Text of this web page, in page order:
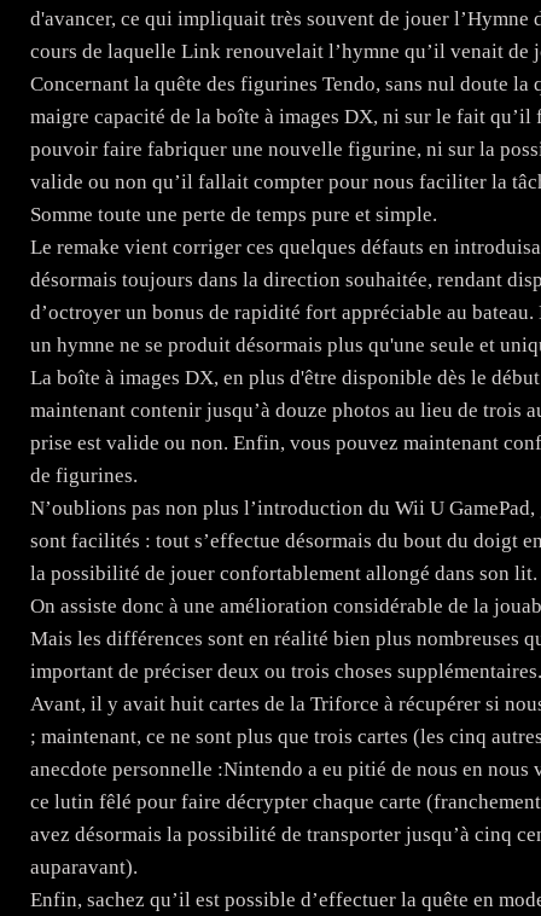
d'avancer, ce qui impliquait très souvent de jouer l’Hymne
cours de laquelle Link renouvelait l’hymne qu’il venait de
Concernant la quête des figurines Tendo, sans nul doute
maigre capacité de la boîte à images DX, ni sur le fait
pouvoir faire fabriquer une nouvelle figurine, ni sur la
valide ou non qu’il fallait compter pour nous faciliter la
Somme toute une perte de temps pure et simple.
Le remake vient corriger ces quelques défauts en
désormais toujours dans la direction souhaitée, rendant
d’octroyer un bonus de rapidité fort appréciable au
un hymne ne se produit désormais plus qu'une seule et
La boîte à images DX, en plus d'être disponible dès le
maintenant contenir jusqu’à douze photos au lieu de trois
prise est valide ou non. Enfin, vous pouvez maintenant
de figurines.
N’oublions pas non plus l’introduction du Wii U
sont facilités : tout s’effectue désormais du bout du doigt
la possibilité de jouer confortablement allongé dans son
On assiste donc à une amélioration considérable de la
Mais les différences sont en réalité bien plus nombreuses
important de préciser deux ou trois choses supplémentaires.
Avant, il y avait huit cartes de la Triforce à récupérer si
; maintenant, ce ne sont plus que trois cartes (les cinq
anecdote personnelle :Nintendo a eu pitié de nous en
ce lutin fêlé pour faire décrypter chaque carte
avez désormais la possibilité de transporter jusqu’à cinq
auparavant).
Enfin, sachez qu’il est possible d’effectuer la quête en